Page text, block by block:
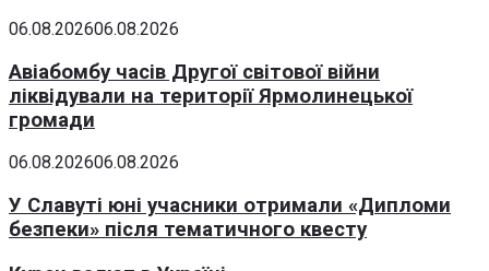
06.08.202606.08.2026
Авіабомбу часів Другої світової війни
ліквідували на території Ярмолинецької
громади
06.08.202606.08.2026
У Славуті юні учасники отримали «Дипломи
безпеки» після тематичного квесту